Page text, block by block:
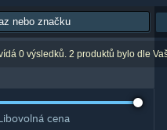
0 výsledků. 2 produktů bylo dle
cena